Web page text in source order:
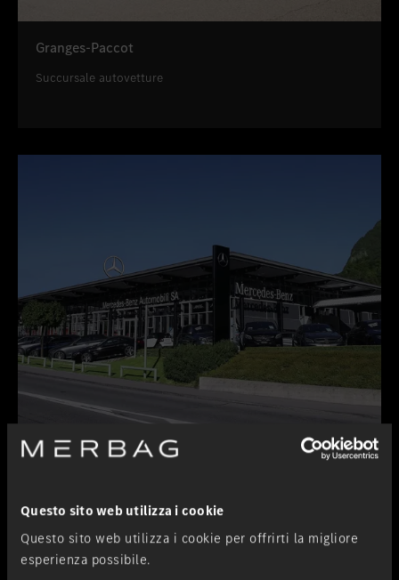
Questo sito web utilizza i cookie
Questo sito web utilizza i cookie per offrirti la migliore
esperienza possibile.
Granges-Paccot
Succursale autovetture
Lugano-Pazzallo